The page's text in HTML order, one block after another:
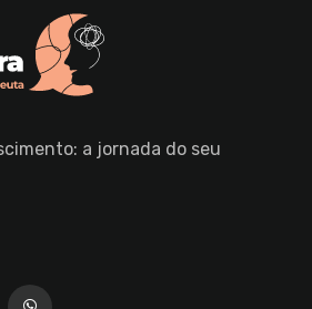
a jornada do seu